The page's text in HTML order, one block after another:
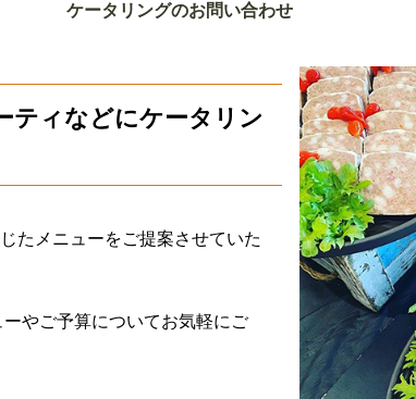
ケータリングのお問い合わせ
ティなどにケータリン
たメニューをご提案させていた
やご予算についてお気軽にご